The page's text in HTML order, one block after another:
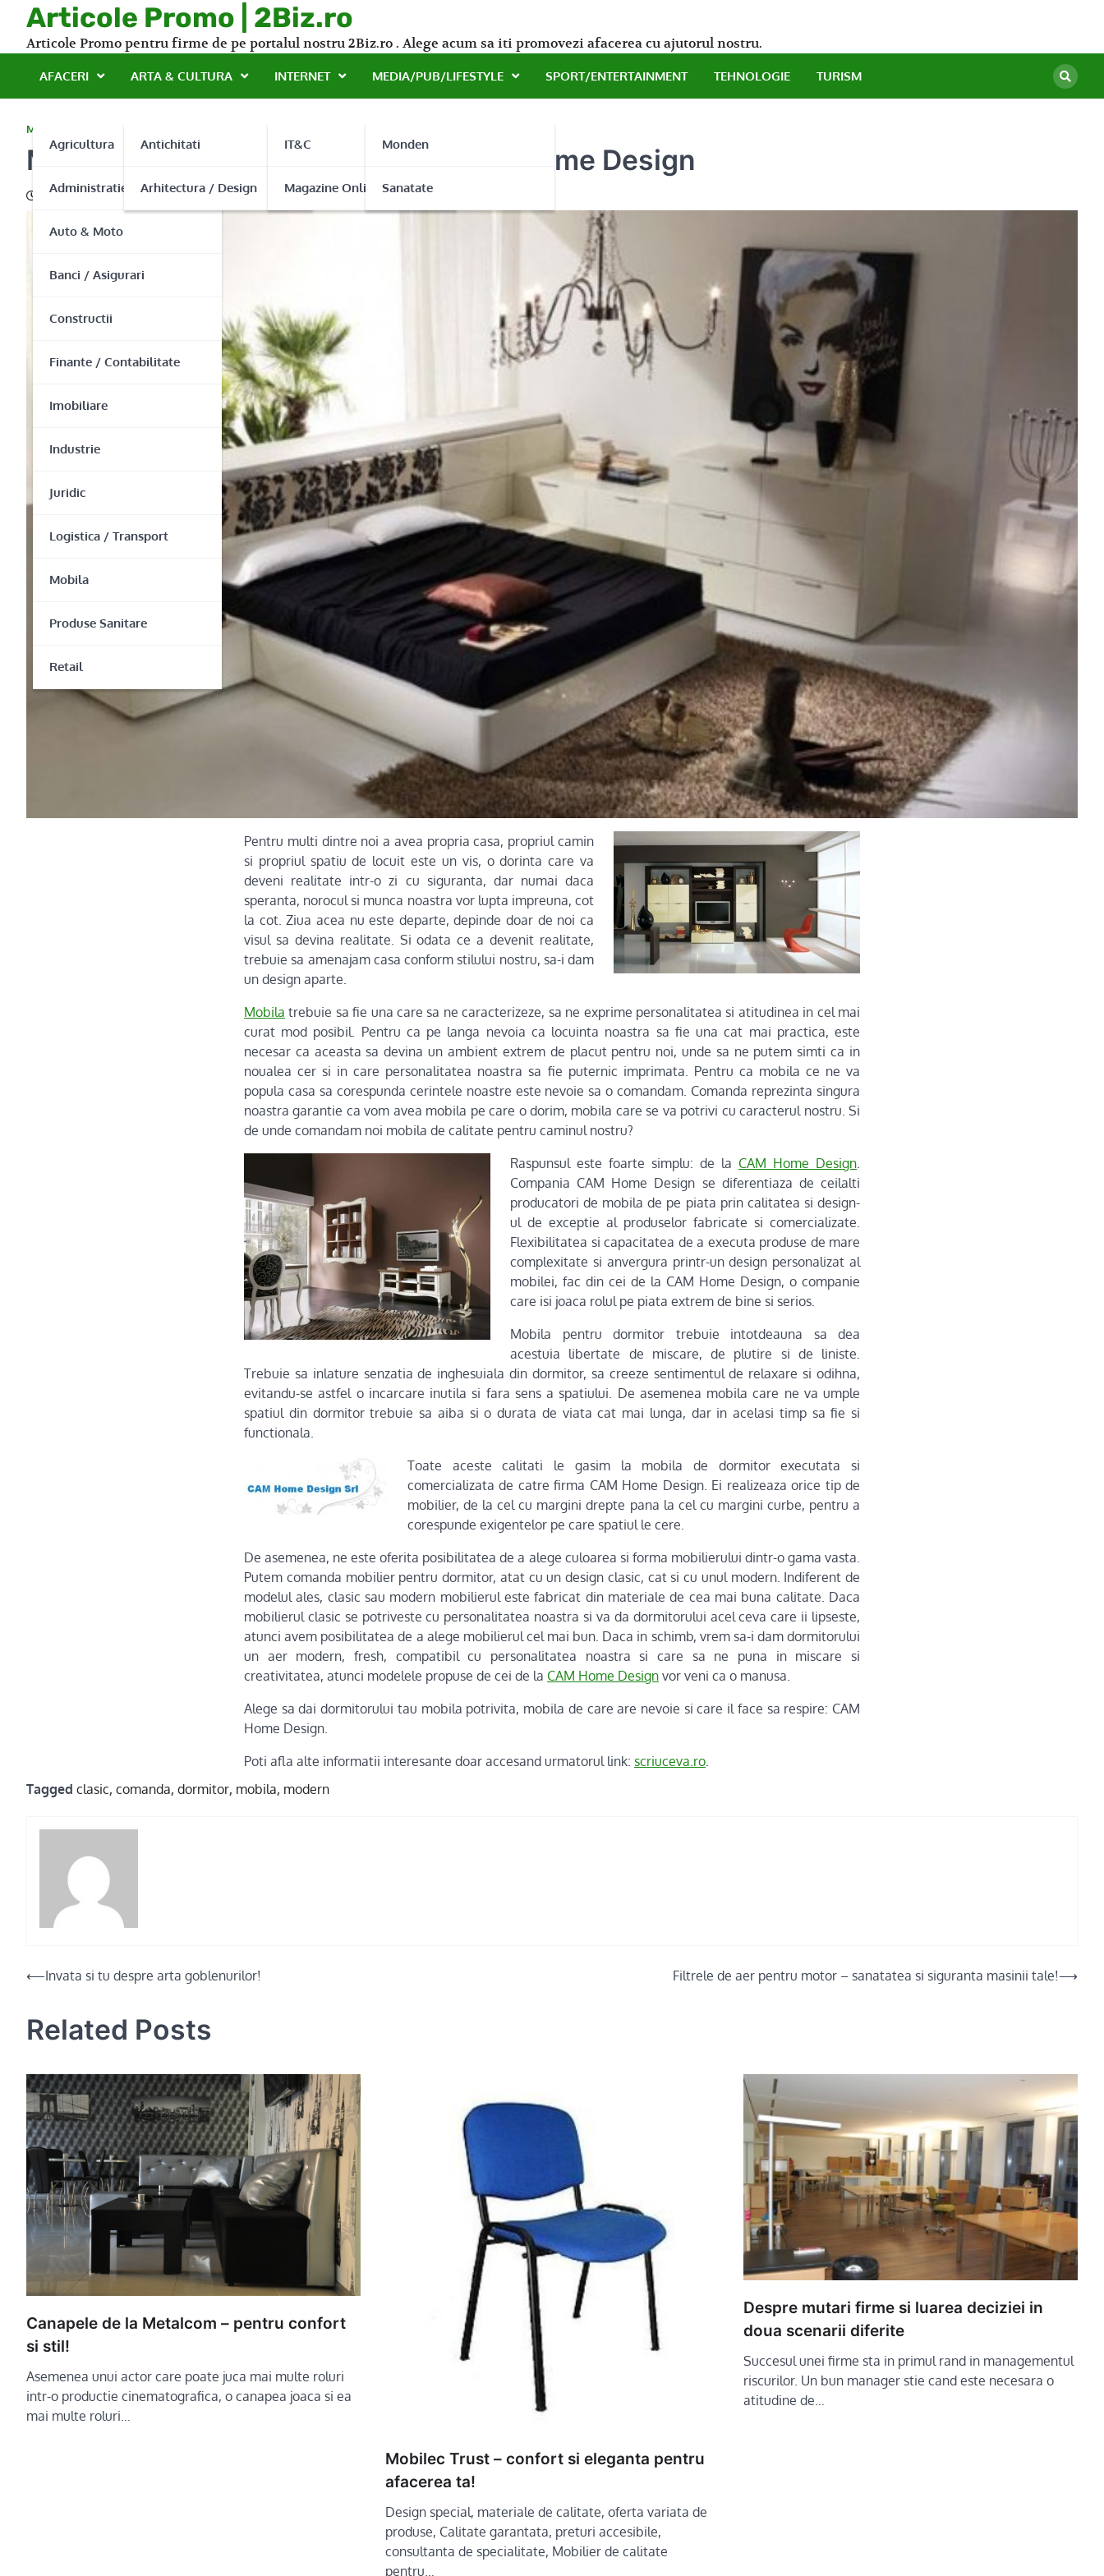
content
Articole Promo | 2Biz.ro
Articole Promo pentru firme de pe portalul nostru 2Biz.ro . Alege acum sa iti promovezi afacerea cu ajutorul nostru.
AFACERI
Agricultura
Administratie Publica
Auto & Moto
Banci / Asigurari
Constructii
Finante / Contabilitate
Imobiliare
Industrie
Juridic
Logistica / Transport
Mobila
Produse Sanitare
Retail
ARTA & CULTURA
Antichitati
Arhitectura / Design
INTERNET
IT&C
Magazine Online
MEDIA/PUB/LIFESTYLE
Monden
Sanatate
SPORT/ENTERTAINMENT TEHNOLOGIE TURISM
MOBILA
Mobila care te caracterizeaza – CAM Home Design
21/03/2013
Pentru multi dintre noi a avea propria casa, propriul camin
si propriul spatiu de locuit este un vis, o dorinta care va
deveni realitate intr-o zi cu siguranta, dar numai daca
speranta, norocul si munca noastra vor lupta impreuna, cot
la cot. Ziua acea nu este departe, depinde doar de noi ca
visul sa devina realitate. Si odata ce a devenit realitate,
trebuie sa amenajam casa conform stilului nostru, sa-i dam
un design aparte.
Mobila trebuie sa fie una care sa ne caracterizeze, sa ne exprime personalitatea si atitudinea in cel mai
curat mod posibil. Pentru ca pe langa nevoia ca locuinta noastra sa fie una cat mai practica, este
necesar ca aceasta sa devina un ambient extrem de placut pentru noi, unde sa ne putem simti ca in
noualea cer si in care personalitatea noastra sa fie puternic imprimata. Pentru ca mobila ce ne va
popula casa sa corespunda cerintele noastre este nevoie sa o comandam. Comanda reprezinta singura
noastra garantie ca vom avea mobila pe care o dorim, mobila care se va potrivi cu caracterul nostru. Si
de unde comandam noi mobila de calitate pentru caminul nostru?
Raspunsul este foarte simplu: de la CAM Home Design.
Compania CAM Home Design se diferentiaza de ceilalti
producatori de mobila de pe piata prin calitatea si design-
ul de exceptie al produselor fabricate si comercializate.
Flexibilitatea si capacitatea de a executa produse de mare
complexitate si anvergura printr-un design personalizat al
mobilei, fac din cei de la CAM Home Design, o companie
care isi joaca rolul pe piata extrem de bine si serios.
Mobila pentru dormitor trebuie intotdeauna sa dea
acestuia libertate de miscare, de plutire si de liniste.
Trebuie sa inlature senzatia de inghesuiala din dormitor, sa creeze sentimentul de relaxare si odihna,
evitandu-se astfel o incarcare inutila si fara sens a spatiului. De asemenea mobila care ne va umple
spatiul din dormitor trebuie sa aiba si o durata de viata cat mai lunga, dar in acelasi timp sa fie si
functionala.
Toate aceste calitati le gasim la mobila de dormitor executata si
comercializata de catre firma CAM Home Design. Ei realizeaza orice tip de
mobilier, de la cel cu margini drepte pana la cel cu margini curbe, pentru a
corespunde exigentelor pe care spatiul le cere.
De asemenea, ne este oferita posibilitatea de a alege culoarea si forma mobilierului dintr-o gama vasta.
Putem comanda mobilier pentru dormitor, atat cu un design clasic, cat si cu unul modern. Indiferent de
modelul ales, clasic sau modern mobilierul este fabricat din materiale de cea mai buna calitate. Daca
mobilierul clasic se potriveste cu personalitatea noastra si va da dormitorului acel ceva care ii lipseste,
atunci avem posibilitatea de a alege mobilierul cel mai bun. Daca in schimb, vrem sa-i dam dormitorului
un aer modern, fresh, compatibil cu personalitatea noastra si care sa ne puna in miscare si
creativitatea, atunci modelele propuse de cei de la CAM Home Design vor veni ca o manusa.
Alege sa dai dormitorului tau mobila potrivita, mobila de care are nevoie si care il face sa respire: CAM
Home Design.
Poti afla alte informatii interesante doar accesand urmatorul link: scriuceva.ro.
Tagged clasic, comanda, dormitor, mobila, modern
Post
⟵Invata si tu despre arta goblenurilor! Filtrele de aer pentru motor – sanatatea si siguranta masinii tale!⟶
Related Posts
Canapele de la Metalcom – pentru confort
si stil!
Asemenea unui actor care poate juca mai multe roluri
intr-o productie cinematografica, o canapea joaca si ea
mai multe roluri…
Mobilec Trust – confort si eleganta pentru
afacerea ta!
Design special, materiale de calitate, oferta variata de
produse, Calitate garantata, preturi accesibile,
consultanta de specialitate, Mobilier de calitate
pentru…
Despre mutari firme si luarea deciziei in
doua scenarii diferite
Succesul unei firme sta in primul rand in managementul
riscurilor. Un bun manager stie cand este necesara o
atitudine de…